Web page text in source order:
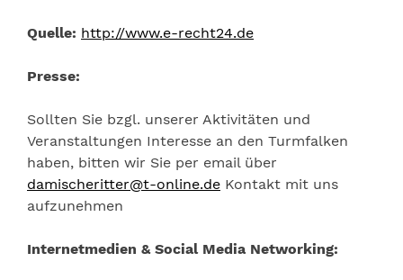
Quelle: http://www.e-recht24.de
Presse:
Sollten Sie bzgl. unserer Aktivitäten und
Veranstaltungen Interesse an den Turmfalken
haben, bitten wir Sie per email über
damischeritter@t-online.de Kontakt mit uns
aufzunehmen
Internetmedien & Social Media Networking: